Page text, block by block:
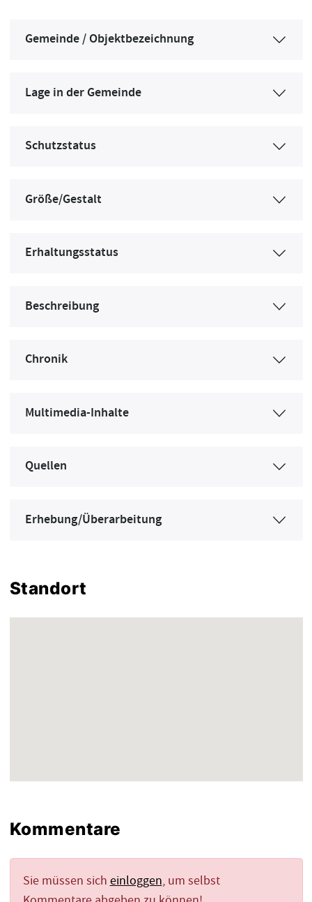
Gemeinde / Objektbezeichnung
Lage in der Gemeinde
Schutzstatus
Größe/Gestalt
Erhaltungsstatus
Beschreibung
Chronik
Multimedia-Inhalte
Quellen
Erhebung/Überarbeitung
Standort
Kommentare
Sie müssen sich einloggen, um selbst